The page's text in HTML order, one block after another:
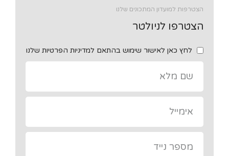
הצטרפות למועדון המתכונים שלנו
הצטרפו לניולטר
לחץ כאן לאישור שימוש בהתאם למדיניות הפרטיות שלנו